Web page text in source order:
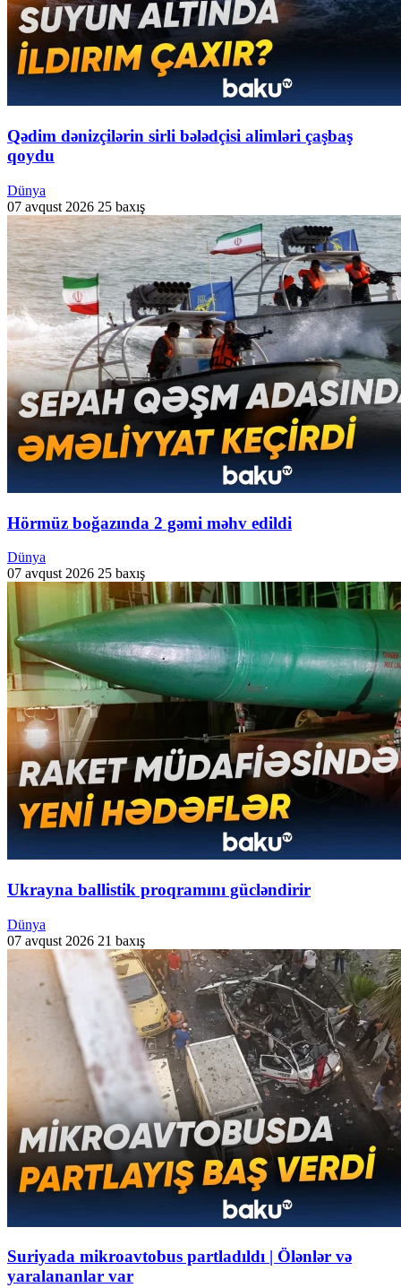
Qədim dənizçilərin sirli bələdçisi alimləri çaşbaş
qoydu
Dünya
07 avqust 2026 25 baxış
Hörmüz boğazında 2 gəmi məhv edildi
Dünya
07 avqust 2026 25 baxış
Ukrayna ballistik proqramını gücləndirir
Dünya
07 avqust 2026 21 baxış
Suriyada mikroavtobus partladıldı | Ölənlər və
yaralananlar var